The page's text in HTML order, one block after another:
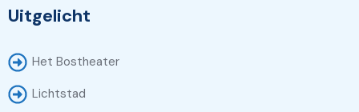
Uitgelicht
Het Bostheater
Lichtstad